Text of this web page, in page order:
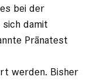
bei der
damit
Pränatest
werden. Bisher